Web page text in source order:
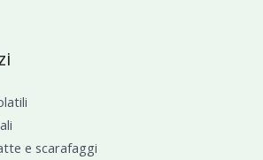
e scarafaggi